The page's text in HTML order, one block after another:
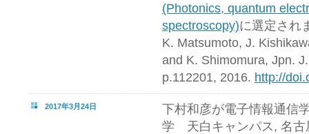
(Photonics, quantum
spectroscopy)に選定され
K. Matsumoto, J.
and K. Shimomura, Jpn.
p.112201, 2016. http://
2017年3月24日
下村和彦が電子情報通信
学 天白キャンパス, 名古